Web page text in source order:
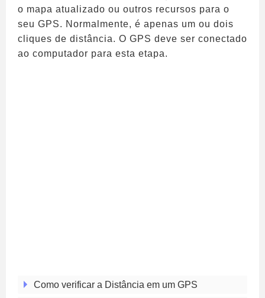
o mapa atualizado ou outros recursos para o
seu GPS. Normalmente, é apenas um ou dois
cliques de distância. O GPS deve ser conectado
ao computador para esta etapa.
Como verificar a Distância em um GPS